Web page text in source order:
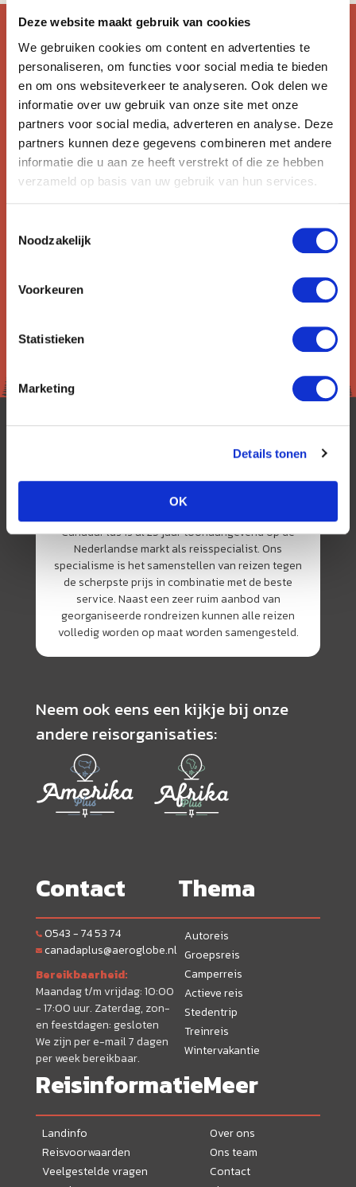
Deze website maakt gebruik van cookies
We gebruiken cookies om content en advertenties te
personaliseren, om functies voor social media te bieden
en om ons websiteverkeer te analyseren. Ook delen we
informatie over uw gebruik van onze site met onze
partners voor social media, adverteren en analyse. Deze
partners kunnen deze gegevens combineren met andere
informatie die u aan ze heeft verstrekt of die ze hebben
verzameld op basis van uw gebruik van hun services.
Noodzakelijk
Voorkeuren
Statistieken
Marketing
Details tonen
OK
Blijf op de hoogte van de
mooiste reizen.
Ontvang circa 1 maal per maand onze nieuwsbrief met de
laatste aanbiedingen. U kunt zich elk moment weer
uitschrijven via de afmeldlink in de nieuwsbrief.
Aanmelden
CanadaPlus is al 25 jaar toonaangevend op de
Nederlandse markt als reisspecialist. Ons
specialisme is het samenstellen van reizen tegen
de scherpste prijs in combinatie met de beste
service. Naast een zeer ruim aanbod van
georganiseerde rondreizen kunnen alle reizen
volledig worden op maat worden samengesteld.
Neem ook eens een kijkje bij onze
andere reisorganisaties:
Contact
0543 - 74 53 74
canadaplus@aeroglobe.nl
Bereikbaarheid:
Maandag t/m vrijdag: 10:00
- 17:00 uur. Zaterdag, zon-
en feestdagen: gesloten
We zijn per e-mail 7 dagen
per week bereikbaar.
Thema
Autoreis
Groepsreis
Camperreis
Actieve reis
Stedentrip
Treinreis
Wintervakantie
Reisinformatie
Landinfo
Reisvoorwaarden
Veelgestelde vragen
Meer
Over ons
Ons team
Contact